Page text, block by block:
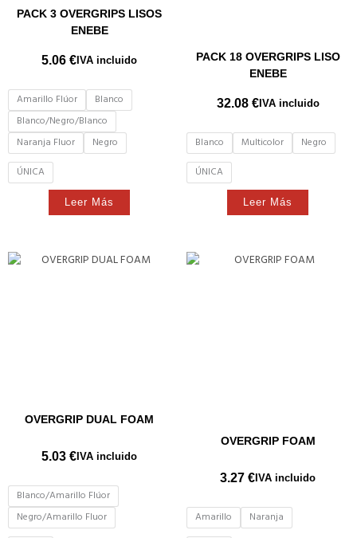
PACK 3 OVERGRIPS LISOS
ENEBE
5.06 € IVA incluido
Amarillo Flúor
Blanco
Blanco/Negro/Blanco
Naranja Fluor
Negro
ÚNICA
Leer Más
PACK 18 OVERGRIPS LISO
ENEBE
32.08 €IVA incluido
Blanco Multicolor
Negro
ÚNICA
Leer Más
OVERGRIP DUAL FOAM
5.03 € IVA incluido
Blanco/Amarillo Flúor
Negro/Amarillo Fluor
OVERGRIP FOAM
3.27 € IVA incluido
Amarillo
Naranja